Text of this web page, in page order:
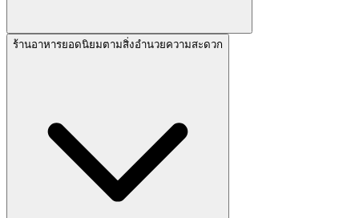
ร้านอาหารยอดนิยมตามสิ่งอำนวยความสะดวก